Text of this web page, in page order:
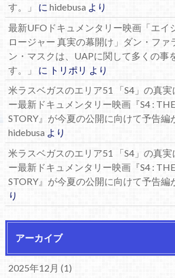
す。」
に hidebusaより
最新UFOドキュメンタリー映画「エイ
ロージャー 真実の幕開け」ダン・ファ
ン・マスクは、UAPに関して多くの事
す。」
に トリポリ より
米ラスベガスのエリア51 「S4」の真
ー最新ドキュメンタリー映画『S4 :
STORY』が今夏の公開に向けて予告編
hidebusaより
米ラスベガスのエリア51 「S4」の真
ー最新ドキュメンタリー映画『S4 :
STORY』が今夏の公開に向けて予告編
り
アーカイブ
2025年12月 (1)